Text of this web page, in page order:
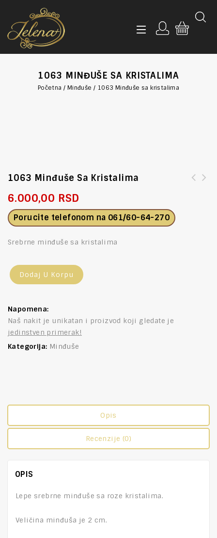
1063 MINĐUŠE SA KRISTALIMA
Početna / Minđuše / 1063 Minđuše sa kristalima
1063 Minđuše Sa Kristalima
6.000,00 RSD
Porucite telefonom na 061/60-64-270
Srebrne minđuše sa kristalima
Dodaj U Korpu
Napomena:
Naš nakit je unikatan i proizvod koji gledate je
jedinstven primerak!
Kategorija: Minđuše
Opis
Recenzije (0)
OPIS
Lepe srebrne minđuše sa roze kristalima.
Veličina minđuša je 2 cm.